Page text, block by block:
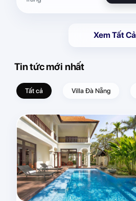
Xem Tất Cả
Tin tức mới nhất
Tất cả Villa Đà Nẵng